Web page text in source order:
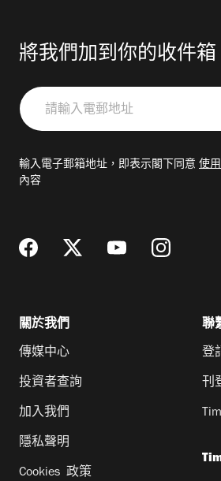
將我們加到你的收件箱
請
輸
郵
輸入電子郵箱地址，即表示閣下同意 使
內容
關於我們
傳媒中心
投資者查詢
加入我們
隱私聲明
Cookies 政策
聯
登
刊